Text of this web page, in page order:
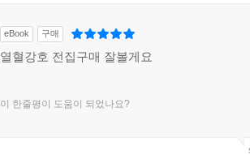
eBook 구매
열혈강호 전집구매 잘볼게요
이 한줄평이 도움이 되었나요?